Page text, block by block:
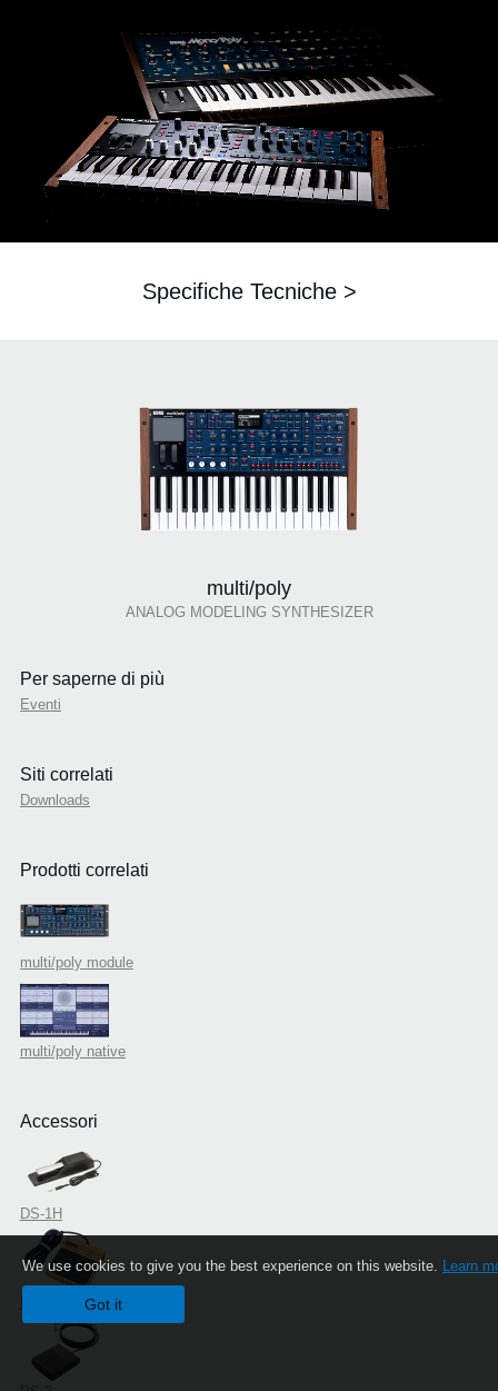
Specifiche Tecniche >
multi/poly
ANALOG MODELING SYNTHESIZER
Per saperne di più
Eventi
Siti correlati
Downloads
Prodotti correlati
multi/poly module
multi/poly native
Accessori
DS-1H
We use cookies to give you the best experience on this website. Learn
Got it